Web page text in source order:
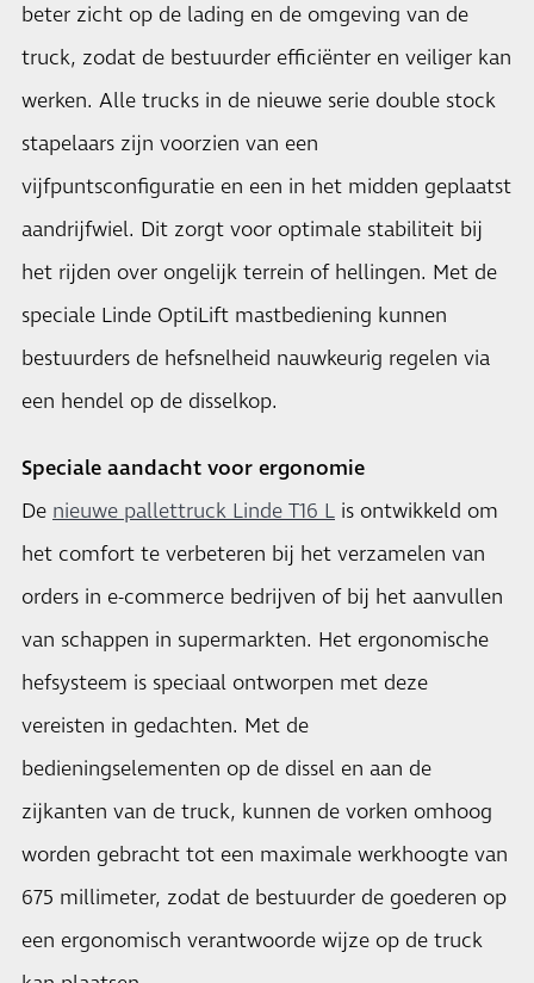
beter zicht op de lading en de omgeving van de
truck, zodat de bestuurder efficiënter en veiliger kan
werken. Alle trucks in de nieuwe serie double stock
stapelaars zijn voorzien van een
vijfpuntsconfiguratie en een in het midden geplaatst
aandrijfwiel. Dit zorgt voor optimale stabiliteit bij
het rijden over ongelijk terrein of hellingen. Met de
speciale Linde OptiLift mastbediening kunnen
bestuurders de hefsnelheid nauwkeurig regelen via
een hendel op de disselkop.
Speciale aandacht voor ergonomie
De nieuwe pallettruck Linde T16 L is ontwikkeld om
het comfort te verbeteren bij het verzamelen van
orders in e-commerce bedrijven of bij het aanvullen
van schappen in supermarkten. Het ergonomische
hefsysteem is speciaal ontworpen met deze
vereisten in gedachten. Met de
bedieningselementen op de dissel en aan de
zijkanten van de truck, kunnen de vorken omhoog
worden gebracht tot een maximale werkhoogte van
675 millimeter, zodat de bestuurder de goederen op
een ergonomisch verantwoorde wijze op de truck